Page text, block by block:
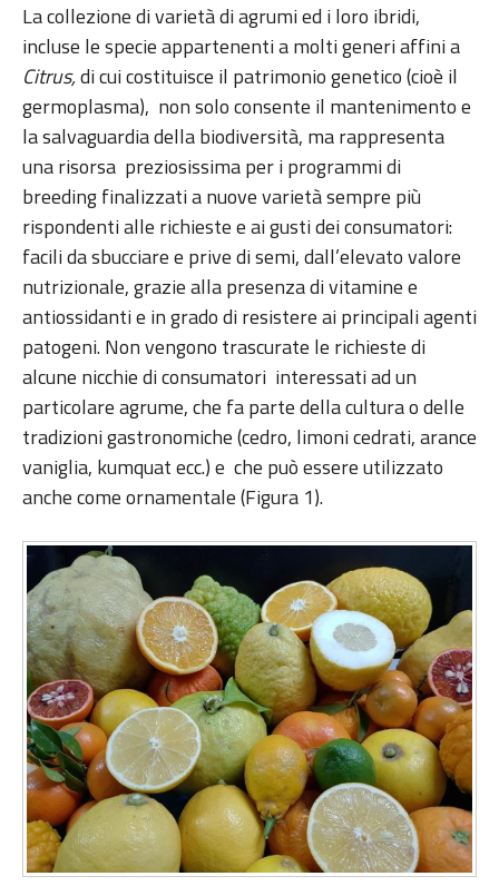
La collezione di varietà di agrumi ed i loro ibridi,
incluse le specie appartenenti a molti generi affini a
Citrus,di cui costituisce il patrimonio genetico (cioè il
germoplasma), non solo consente il mantenimento e
la salvaguardia della biodiversità, ma rappresenta
una risorsa preziosissima per i programmi di
breeding finalizzati a nuove varietà sempre più
rispondenti alle richieste e ai gusti dei consumatori:
facili da sbucciare e prive di semi, dall’elevato valore
nutrizionale, grazie alla presenza di vitamine e
antiossidanti e in grado di resistere ai principali agenti
patogeni. Non vengono trascurate le richieste di
alcune nicchie di consumatori interessati ad un
particolare agrume, che fa parte della cultura o delle
tradizioni gastronomiche (cedro, limoni cedrati, arance
vaniglia, kumquat ecc.) e che può essere utilizzato
anche come ornamentale (Figura 1).